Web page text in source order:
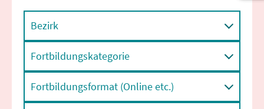
Bezirk
Fortbildungskategorie
Fortbildungsformat (Online etc.)